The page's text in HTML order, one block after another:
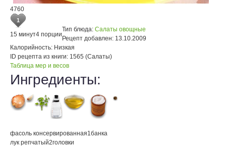
4760
1
15 минут4 порции
Тип блюда: Салаты овощные
Рецепт добавлен: 13.10.2009
Калорийность: Низкая
ID рецепта из книги: 1565 (Салаты)
Таблица мер и весов
Ингредиенты:
фасоль консервированная1 банка
лук репчатый2головки